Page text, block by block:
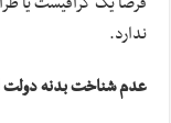
ندارد.
عدم شناخت بدنه دولت